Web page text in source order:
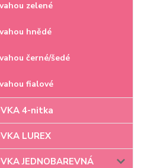
zelené
hnědé
černé/šedé
fialové
4-nitka
LUREX
JEDNOBAREVNÁ